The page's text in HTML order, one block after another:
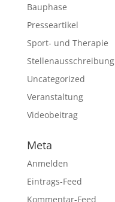
Bauphase
Presseartikel
Sport- und Therapie
Stellenausschreibung
Uncategorized
Veranstaltung
Videobeitrag
Meta
Anmelden
Eintrags-Feed
Kommentar-Feed